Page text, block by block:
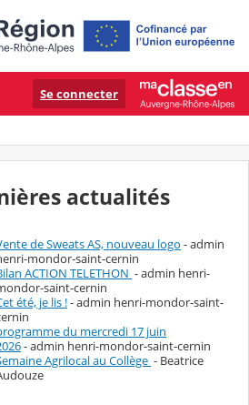
Se connecter
actualités
de Sweats AS, nouveau logo - admin
mondor-saint-cernin
ACTION TELETHON - admin henri-
saint-cernin
été, je lis !- admin henri-mondor-saint-
du mercredi 17 juin
- admin henri-mondor-saint-cernin
Agrilocal au Collège - Beatrice